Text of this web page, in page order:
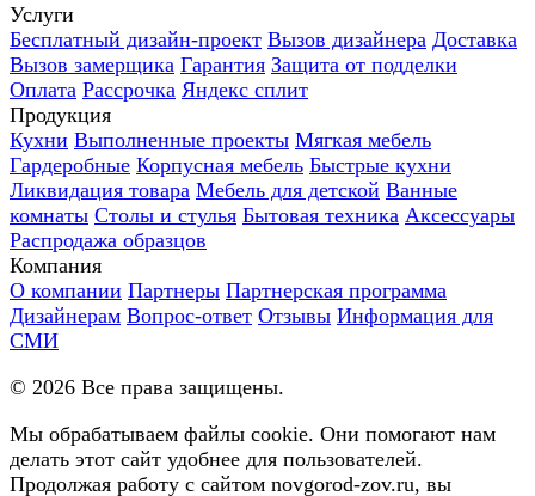
Услуги
Бесплатный дизайн-проект Вызов дизайнера Доставка
Вызов замерщика Гарантия Защита от подделки
Оплата Рассрочка Яндекс сплит
Продукция
Кухни Выполненные проекты Мягкая мебель
Гардеробные Корпусная мебель Быстрые кухни
Ликвидация товара Мебель для детской Ванные
комнаты Столы и стулья Бытовая техника Аксессуары
Распродажа образцов
Компания
О компании Партнеры Партнерская программа
Дизайнерам Вопрос-ответ Отзывы Информация для
СМИ
© 2026 Все права защищены.
Мы обрабатываем файлы cookie. Они помогают нам
делать этот сайт удобнее для пользователей.
Продолжая работу с сайтом novgorod-zov.ru, вы